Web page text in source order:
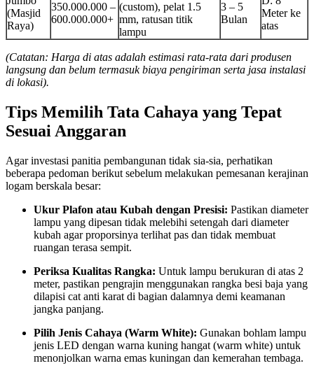
(Masjid
Raya)
350.000.000 –
600.000.000+
(custom), pelat 1.5
mm, ratusan titik
lampu
3 – 5
Bulan
Meter ke
atas
(Catatan: Harga di atas adalah estimasi rata-rata dari produsen
langsung dan belum termasuk biaya pengiriman serta jasa instalasi
di lokasi).
Tips Memilih Tata Cahaya yang Tepat
Sesuai Anggaran
Agar investasi panitia pembangunan tidak sia-sia, perhatikan
beberapa pedoman berikut sebelum melakukan pemesanan kerajinan
logam berskala besar:
Ukur Plafon atau Kubah dengan Presisi: Pastikan diameter
lampu yang dipesan tidak melebihi setengah dari diameter
kubah agar proporsinya terlihat pas dan tidak membuat
ruangan terasa sempit.
Periksa Kualitas Rangka: Untuk lampu berukuran di atas 2
meter, pastikan pengrajin menggunakan rangka besi baja yang
dilapisi cat anti karat di bagian dalamnya demi keamanan
jangka panjang.
Pilih Jenis Cahaya (Warm White): Gunakan bohlam lampu
jenis LED dengan warna kuning hangat (warm white) untuk
menonjolkan warna emas kuningan dan kemerahan tembaga.